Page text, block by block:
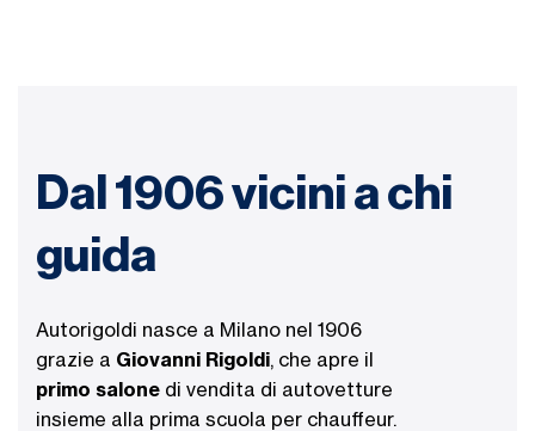
Dal 1906 vicini a chi
guida
Autorigoldi nasce a Milano nel 1906
grazie a Giovanni Rigoldi, che apre il
primo salone di vendita di autovetture
insieme alla prima scuola per chauffeur.